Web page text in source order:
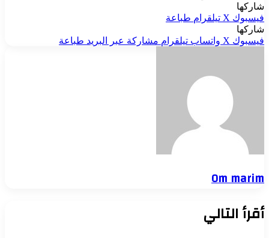
شاركها
فيسبوك ‫X تيلقرام طباعة
شاركها
فيسبوك ‫X واتساب تيلقرام مشاركة عبر البريد طباعة
Om marim
أقرأ التالي